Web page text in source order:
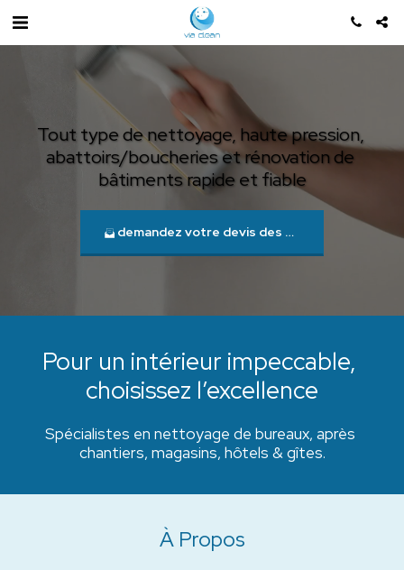
Tout type de nettoyage, haute pression,
abattoirs/boucheries et rénovation de
bâtiments rapide et fiable
demandez votre devis des maintenant
Pour un intérieur impeccable,
choisissez l’excellence
Spécialistes en nettoyage de bureaux, après
chantiers, magasins, hôtels & gîtes.
À Propos